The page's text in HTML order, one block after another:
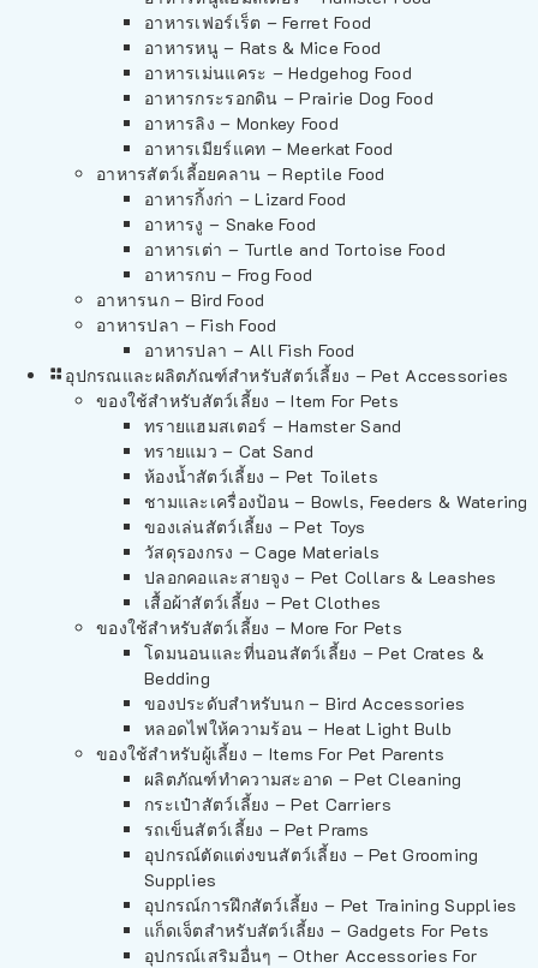
อาหารเฟอร์เร็ต – Ferret Food
อาหารหนู – Rats & Mice Food
อาหารเม่นแคระ – Hedgehog Food
อาหารกระรอกดิน – Prairie Dog Food
อาหารลิง – Monkey Food
อาหารเมียร์แคท – Meerkat Food
อาหารสัตว์เลี้อยคลาน – Reptile Food
อาหารกิ้งก่า – Lizard Food
อาหารงู – Snake Food
อาหารเต่า – Turtle and Tortoise Food
อาหารกบ – Frog Food
อาหารนก – Bird Food
อาหารปลา – Fish Food
อาหารปลา – All Fish Food
อุปกรณและผลิตภัณฑ์สำหรับสัตว์เลี้ยง – Pet Accessories
ของใช้สำหรับสัตว์เลี้ยง – Item For Pets
ทรายแฮมสเตอร์ – Hamster Sand
ทรายแมว – Cat Sand
ห้องน้ำสัตว์เลี้ยง – Pet Toilets
ชามและเครื่องป้อน – Bowls, Feeders & Watering
ของเล่นสัตว์เลี้ยง – Pet Toys
วัสดุรองกรง – Cage Materials
ปลอกคอและสายจูง – Pet Collars & Leashes
เสื้อผ้าสัตว์เลี้ยง – Pet Clothes
ของใช้สำหรับสัตว์เลี้ยง – More For Pets
โดมนอนและที่นอนสัตว์เลี้ยง – Pet Crates &
Bedding
ของประดับสำหรับนก – Bird Accessories
หลอดไฟให้ความร้อน – Heat Light Bulb
ของใช้สำหรับผู้เลี้ยง – Items For Pet Parents
ผลิตภัณฑ์ทำความสะอาด – Pet Cleaning
กระเป๋าสัตว์เลี้ยง – Pet Carriers
รถเข็นสัตว์เลี้ยง – Pet Prams
อุปกรณ์ตัดแต่งขนสัตว์เลี้ยง – Pet Grooming
Supplies
อุปกรณ์การฝึกสัตว์เลี้ยง – Pet Training Supplies
แก็ดเจ็ตสำหรับสัตว์เลี้ยง – Gadgets For Pets
อุปกรณ์เสริมอื่นๆ – Other Accessories For